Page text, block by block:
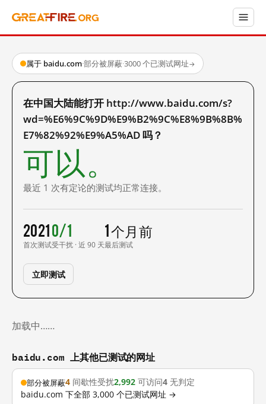
属于 baidu.com·部分被屏蔽·3000 个已测试网址→
在中国大陆能打开 http://www.baidu.com/s?
wd=%E6%9C%9D%E9%B2%9C%E8%9B%8B%
E7%82%92%E9%A5%AD 吗？
可以。
最近 1 次有定论的测试均正常连接。
2021
首次测试
0/1
受干扰 · 近 90 天
1 个月前
最后测试
立即测试
加载中……
baidu.com 上其他已测试的网址
部分被屏蔽4 间歇性受扰2,992 可访问4 无判定
baidu.com 下全部 3,000 个已测试网址 →